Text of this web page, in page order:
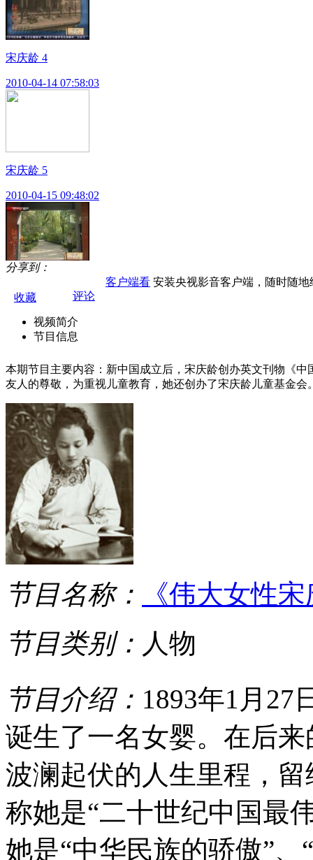
宋庆龄 4
2010-04-14 07:58:03
宋庆龄 5
2010-04-15 09:48:02
2010-04-11 08:12:14
记忆之红色经典 宋庆龄（2）
2010-04-12 18:15:37
2010-04-13 03:02:11
分享到：
收藏 评论
客户端看 安装央视影音客户端，随时随地
视频简介
节目信息
本期节目主要内容：新中国成立后，宋庆龄创办英文刊物《
友人的尊敬，为重视儿童教育，她还创办了宋庆龄儿童基金会
节目名称：
《伟大女性
节目类别： 人物
节目介绍： 1893年1月27
诞生了一名女婴。在后
波澜起伏的人生里程，
称她是“二十世纪中国最
她是“中华民族的骄傲”